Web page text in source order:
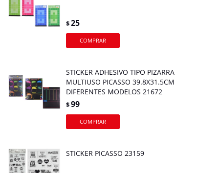
$25
STICKER ADHESIVO TIPO PIZARRA
MULTIUSO PICASSO 39.8X31.5CM
DIFERENTES MODELOS 21672
$99
STICKER PICASSO 23159